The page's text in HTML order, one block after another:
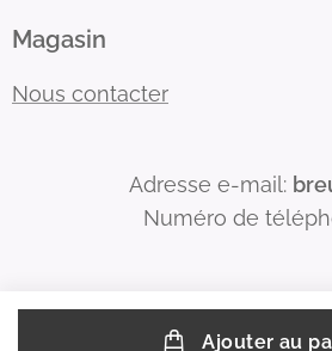
Ajouter au
Magasin
Nous contacter
Adresse e-mail:
Numéro de